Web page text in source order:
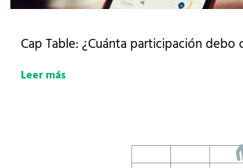
Cap Table: ¿Cuánta participación debo
Leer más